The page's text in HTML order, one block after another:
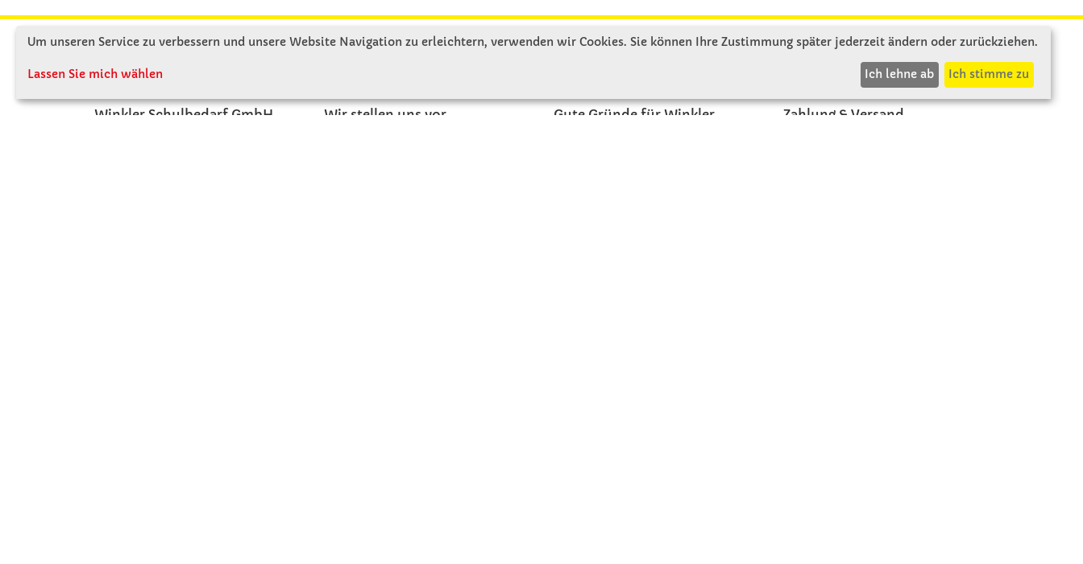
KONTAKT
Winkler Schulbedarf GmbH
Wir stellen uns vor
Gute Gründe für Winkler
Zahlung & Versand
Um unseren Service zu verbessern und unsere Website Navigation zu erleichtern, verwenden wir Cookies. Sie können Ihre Zustimmung später jederzeit ändern oder zurückziehen.
Lassen Sie mich wählen Ich lehne ab Ich stimme zu